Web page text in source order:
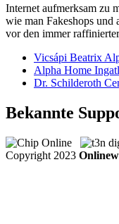
Internet aufmerksam zu
wie man Fakeshops und
vor den immer
Vicsápi Beatrix
Alpha Home
Dr. Schilderoth
Bekannte
Copyright 2023